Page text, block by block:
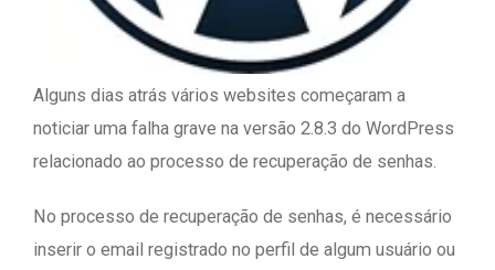
Alguns dias atrás vários websites começaram a
noticiar uma falha grave na versão 2.8.3 do WordPress
relacionado ao processo de recuperação de senhas.
No processo de recuperação de senhas, é necessário
inserir o email registrado no perfil de algum usuário ou